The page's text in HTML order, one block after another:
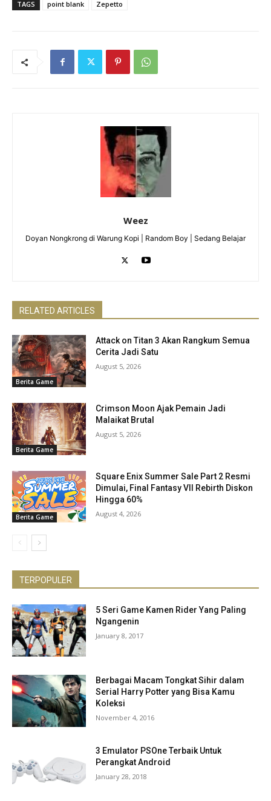
TAGS point blank Zepetto
Weez
Doyan Nongkrong di Warung Kopi | Random Boy | Sedang Belajar
RELATED ARTICLES
Berita Game
Attack on Titan 3 Akan Rangkum Semua
Cerita Jadi Satu
August 5, 2026
Berita Game
Crimson Moon Ajak Pemain Jadi
Malaikat Brutal
August 5, 2026
Berita Game
Square Enix Summer Sale Part 2 Resmi
Dimulai, Final Fantasy VII Rebirth Diskon
Hingga 60%
August 4, 2026
TERPOPULER
5 Seri Game Kamen Rider Yang Paling
Ngangenin
January 8, 2017
Berbagai Macam Tongkat Sihir dalam
Serial Harry Potter yang Bisa Kamu
Koleksi
November 4, 2016
3 Emulator PSOne Terbaik Untuk
Perangkat Android
January 28, 2018